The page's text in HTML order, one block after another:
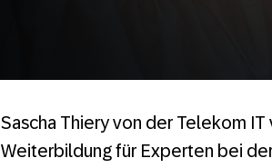
Sascha Thiery von der Telekom
Weiterbildung für Experten bei